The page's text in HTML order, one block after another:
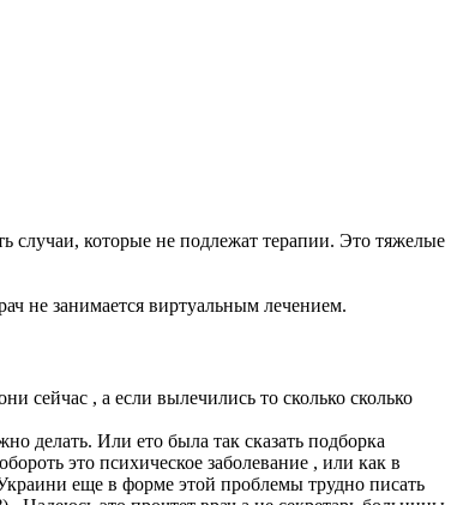
случаи, которые не подлежат терапии. Это тяжелые
не занимается виртуальным лечением.
сейчас , а если вылечились то сколько сколько
делать. Или ето была так сказать подборка
это психическое заболевание , или как в
еще в форме этой проблемы трудно писать